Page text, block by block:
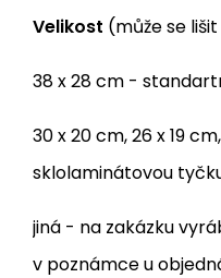
Velikost (může se
38 x 28 cm -
30 x 20 cm, 26 x 19
sklolaminátovou
jiná - na zakázku
v poznámce u